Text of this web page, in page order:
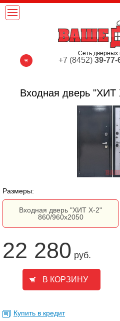
Входная дверь "ХИТ
Размеры:
Входная дверь "ХИТ Х-2"
860/960х2050
22 280 руб.
Купить в кредит
Сеть дверных
+7 (8452)39-77-